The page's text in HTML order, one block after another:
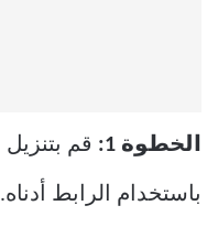
الخطوة 1: قم بتنزيل
باستخدام الرابط أدناه.